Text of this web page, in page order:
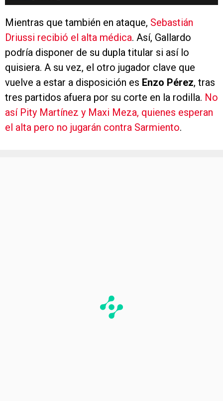
Mientras que también en ataque, Sebastián
Driussi recibió el alta médica. Así, Gallardo
podría disponer de su dupla titular si así lo
quisiera. A su vez, el otro jugador clave que
vuelve a estar a disposición es Enzo Pérez, tras
tres partidos afuera por su corte en la rodilla. No
así Pity Martínez y Maxi Meza, quienes esperan
el alta pero no jugarán contra Sarmiento.